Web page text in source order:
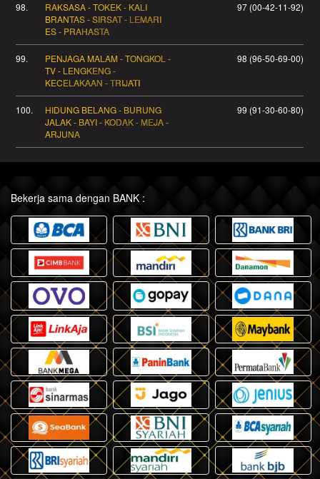
98.
RAKSASA - TOKEK - KALI
BRANTAS - SIRSAT - LEMARI
ES - PRAHASTA
97 (00-42-11-92)
99.
PENJAGA MALAM - TONGKOL -
TV - LENGKENG -
KECELAKAAN - TRIJATI
98 (96-50-69-00)
100.
HIDUNG BELANG - BURUNG
JALAK - BAYI - KODAK - MEJA -
ARJUNA
99 (91-30-60-80)
Bekerja sama dengan BANK :